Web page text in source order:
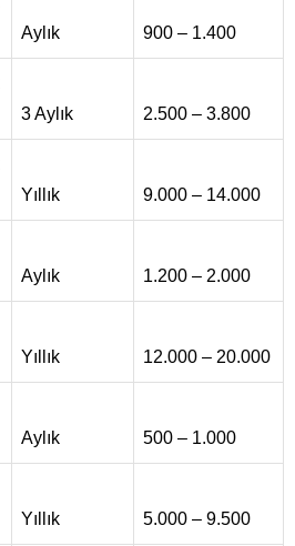
Aylık 900 – 1.400
3 Aylık 2.500 – 3.800
Yıllık 9.000 – 14.000
Aylık 1.200 – 2.000
Yıllık 12.000 – 20.000
Aylık 500 – 1.000
Yıllık 5.000 – 9.500